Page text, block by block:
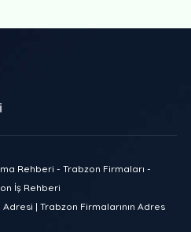
Rehberi - Trabzon Firmaları -
İş Rehberi
| Trabzon Firmalarının Adres